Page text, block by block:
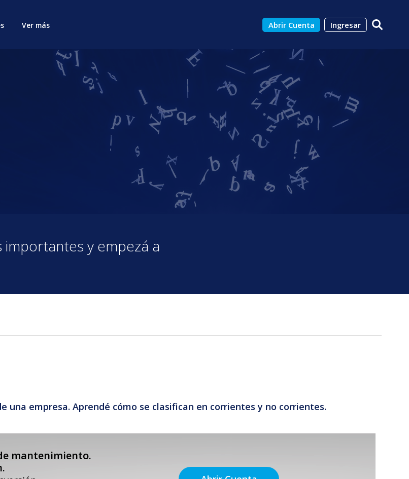
Abrir Cuenta Ingresar
Ver más
y empezá a
una empresa. Aprendé cómo se clasifican en corrientes y no corrientes.
mantenimiento.